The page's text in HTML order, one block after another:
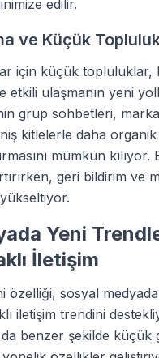
edilir.
ve Küçük
için küçük topluluklar,
ulaşmanın yeni
grup sohbetleri,
kitlelerle daha organik
mümkün kılıyor.
geri bildirim ve
Yeni
İletişim
özelliği, sosyal
iletişim trendini
benzer şekilde küçük